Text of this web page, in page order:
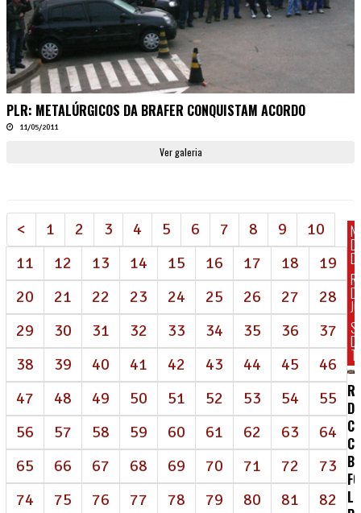
PLR: METALÚRGICOS DA BRAFER CONQUISTAM ACORDO
11/05/2011
Ver galeria
< 1 2 3 4 5 6 7 8 9
10
11
12 13 14 15 16 17 18
19
20
21 22 23 24 25 26 27
28
29
30 31 32 33 34 35 36
37
38
39 40 41 42 43 44 45
46
47
48 49 50 51 52 53 54
55
56
57 58 59 60 61 62 63
64
65
66 67 68 69 70 71 72
73
74
75 76 77 78 79 80 81
82
DE